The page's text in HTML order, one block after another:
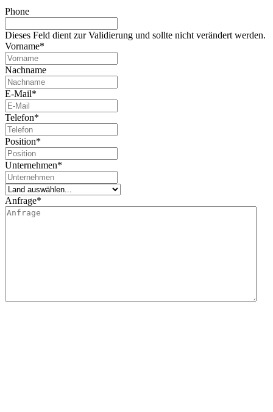
Phone
Dieses Feld dient zur Validierung und sollte nicht verändert werden.
Vorname*
Nachname
E-Mail*
Telefon*
Position*
Unternehmen*
Anfrage*